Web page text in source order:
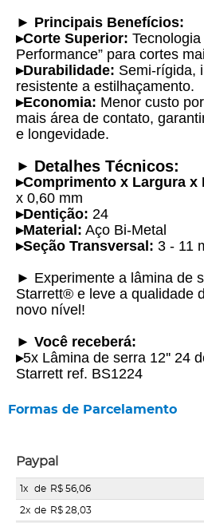
► Principais Benefícios:
▸Corte Superior:
Performance” para cortes
▸Durabilidade: Semi-rígida,
resistente a estilhaçamento.
▸Economia: Menor custo
mais área de contato,
e longevidade.
► Detalhes Técnicos:
▸Comprimento x Largura x
x 0,60 mm
▸Dentição: 24
▸Material: Aço Bi-Metal
▸Seção Transversal: 3 - 11
► Experimente a lâmina de
Starrett® e leve a qualidade
novo nível!
► Você receberá:
▸5x Lâmina de serra 12'' 24
Starrett ref. BS1224
Formas de Parcelamento
Paypal
1x de R$ 56,06
2x de R$ 28,03